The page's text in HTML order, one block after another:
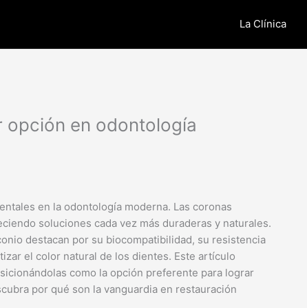
La Clínica
opción en odontología
en la odontología moderna. Las coronas
soluciones cada vez más duraderas y naturales.
destacan por su biocompatibilidad, su resistencia
el color natural de los dientes. Este artículo
como la opción preferente para lograr
por qué son la vanguardia en restauración